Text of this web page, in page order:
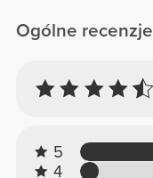
Ogólne recenzje
5
4